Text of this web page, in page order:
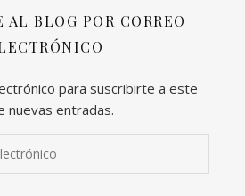
AL BLOG POR CORREO
para suscribirte a este
nuevas entradas.